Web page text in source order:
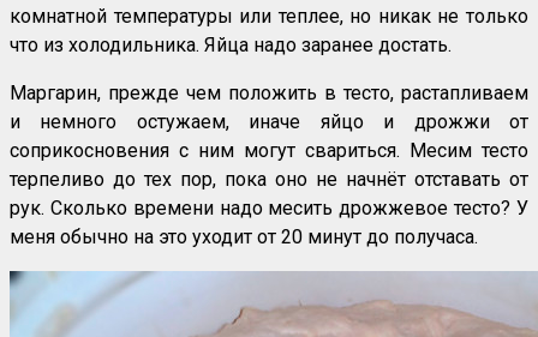
комнатной температуры или теплее, но никак не только
что из холодильника. Яйца надо заранее достать.
Маргарин, прежде чем положить в тесто, растапливаем
и немного остужаем, иначе яйцо и дрожжи от
соприкосновения с ним могут свариться. Месим тесто
терпеливо до тех пор, пока оно не начнёт отставать от
рук. Сколько времени надо месить дрожжевое тесто? У
меня обычно на это уходит от 20 минут до получаса.